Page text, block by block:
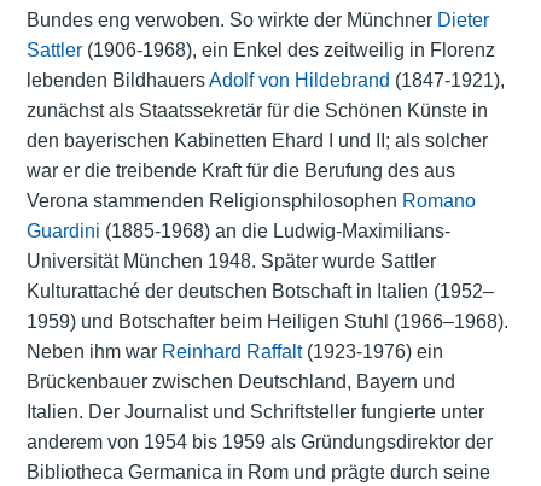
Bundes eng verwoben. So wirkte der Münchner Dieter
Sattler(1906-1968), ein Enkel des zeitweilig in Florenz
lebenden BildhauersAdolf von Hildebrand (1847-1921),
zunächst als Staatssekretär für die Schönen Künste in
den bayerischen Kabinetten Ehard I und II; als solcher
war er die treibende Kraft für die Berufung des aus
Verona stammenden Religionsphilosophen Romano
Guardini (1885-1968) an die Ludwig-Maximilians-
Universität München 1948. Später wurde Sattler
Kulturattaché der deutschen Botschaft in Italien (1952–
1959) und Botschafter beim Heiligen Stuhl (1966–1968).
Neben ihm war Reinhard Raffalt(1923-1976) ein
Brückenbauer zwischen Deutschland, Bayern und
Italien. Der Journalist und Schriftsteller fungierte unter
anderem von 1954 bis 1959 als Gründungsdirektor der
Bibliotheca Germanica in Rom und prägte durch seine